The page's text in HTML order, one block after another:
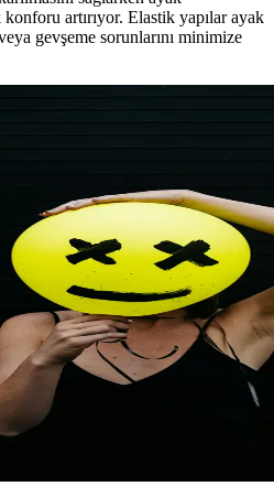
artırıyor. Elastik yapılar ayak
gevşeme sorunlarını minimize